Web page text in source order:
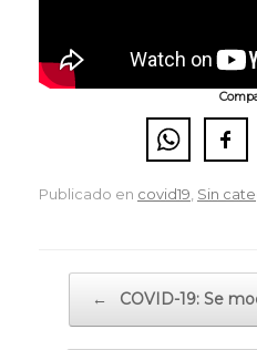
Publicado en covid19 Sin
← COVID-19: Se